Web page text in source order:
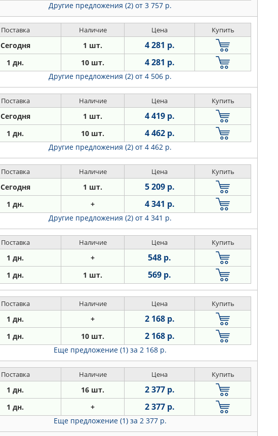
Другие предложения (2) от 3 757 р.
Поставка Наличие Цена Купить
Сегодня 1 шт. 4 281 р.
1 дн. 10 шт. 4 281 р.
Другие предложения (2) от 4 506 р.
Поставка Наличие Цена Купить
Сегодня 1 шт. 4 419 р.
1 дн. 10 шт. 4 462 р.
Другие предложения (2) от 4 462 р.
Поставка Наличие Цена Купить
Сегодня 1 шт. 5 209 р.
1 дн. + 4 341 р.
Другие предложения (2) от 4 341 р.
Поставка Наличие Цена Купить
1 дн. + 548 р.
1 дн. 1 шт. 569 р.
Поставка Наличие Цена Купить
1 дн. + 2 168 р.
1 дн. 10 шт. 2 168 р.
Еще предложение (1) за 2 168 р.
Поставка Наличие Цена Купить
1 дн. 16 шт. 2 377 р.
1 дн. + 2 377 р.
Еще предложение (1) за 2 377 р.